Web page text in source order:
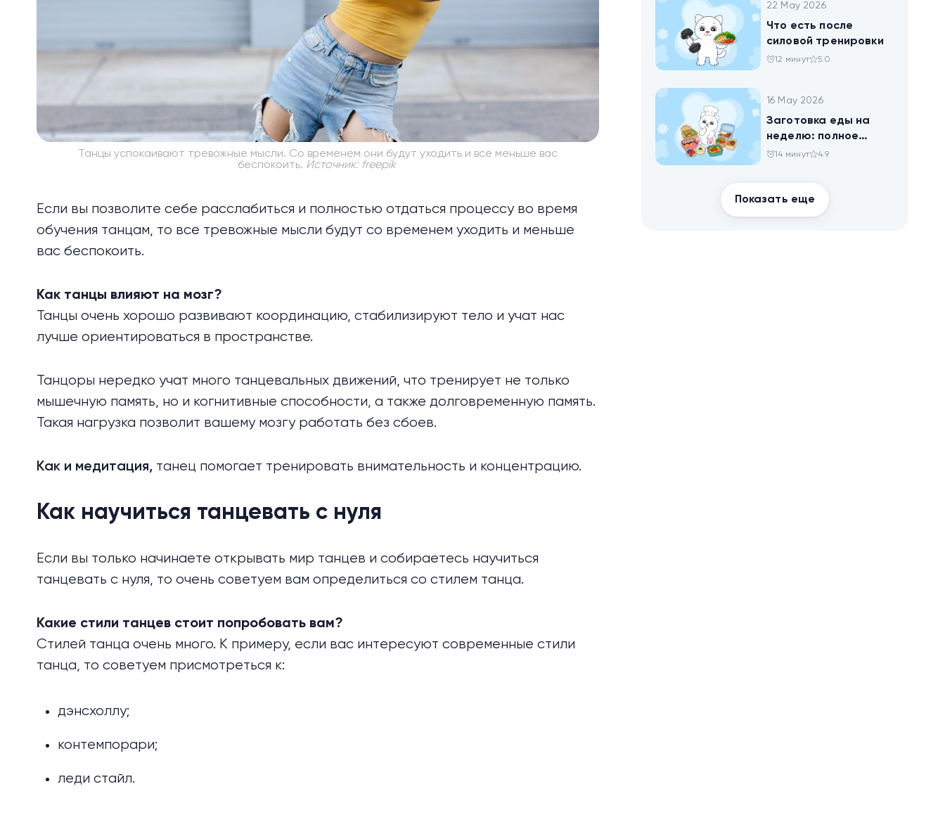
Танцы успокаивают тревожные мысли. Со временем они будут уходить и всё меньше вас
беспокоить. Источник: freepik
Если вы позволите себе расслабиться и полностью отдаться процессу во время
обучения танцам, то все тревожные мысли будут со временем уходить и меньше
вас беспокоить.
Как танцы влияют на мозг?
Танцы очень хорошо развивают координацию, стабилизируют тело и учат нас
лучше ориентироваться в пространстве.
Танцоры нередко учат много танцевальных движений, что тренирует не только
мышечную память, но и когнитивные способности, а также долговременную память.
Такая нагрузка позволит вашему мозгу работать без сбоев.
Как и медитация, танец помогает тренировать внимательность и концентрацию.
Как научиться танцевать с нуля
Если вы только начинаете открывать мир танцев и собираетесь научиться
танцевать с нуля, то очень советуем вам определиться со стилем танца.
Какие стили танцев стоит попробовать вам?
Стилей танца очень много. К примеру, если вас интересуют современные стили
танца, то советуем присмотреться к:
дэнсхоллу;
контемпорари;
леди стайл.
22 May 2026
Что есть после
силовой тренировки
12 минут 5.0
16 May 2026
Заготовка еды на
неделю: полное
руководство для
14 минут 4.9
Показать еще